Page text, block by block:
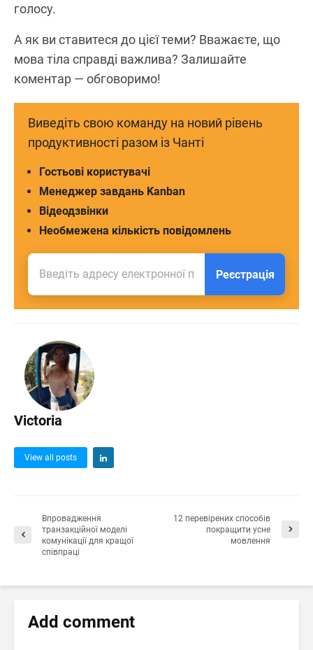
голосу.
А як ви ставитеся до цієї теми? Вважаєте, що
мова тіла справді важлива? Залишайте
коментар — обговоримо!
Виведіть свою команду на новий рівень
продуктивності разом із Чанті
Необмежена кількість повідомлень
Відеодзвінки
Менеджер завдань Kanban
Гостьові користувачі
Реєстрація
Victoria
View all posts
Впровадження
транзакційної моделі
комунікації для кращої
співпраці
12 перевірених способів
покращити усне
мовлення
Add comment